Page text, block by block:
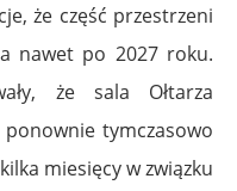
że część przestrzeni
nawet po 2027 roku.
że sala Ołtarza
tymczasowo
miesięcy w związku